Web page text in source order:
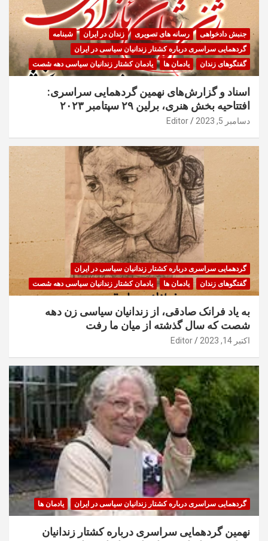
جنبش دادخواهی رسانه های تصویری زندان در ایران
شبنامه
گردهمایی سراسری درباره کشتار زندانیان سیاسی در ایران
گفتگوهای زندان
یادمان ها یادمان کشتار زندانیان سیاسی دهه شصت
اسناد و گزارش‌های نهمین گردهمایی سراسری:
افتتاحیه بخش هنری، برلین ۲۹ سپتامبر ۲۰۲۳
دسامبر 5, 2023 Editor
گردهمایی سراسری درباره کشتار زندانیان سیاسی در ایران
گفتگوهای زندان
یادمان ها یادمان کشتار زندانیان سیاسی دهه شصت
به یاد فرانک صادقی، از زندانیان سیاسی زن دهه
شصت که سال گذشته از میان ما رفت
اکتبر 14, 2023 Editor
گردهمایی سراسری درباره کشتار زندانیان سیاسی در ایران یادمان ها
نهمین گردهمایی سراسری درباره کشتار زندانیان